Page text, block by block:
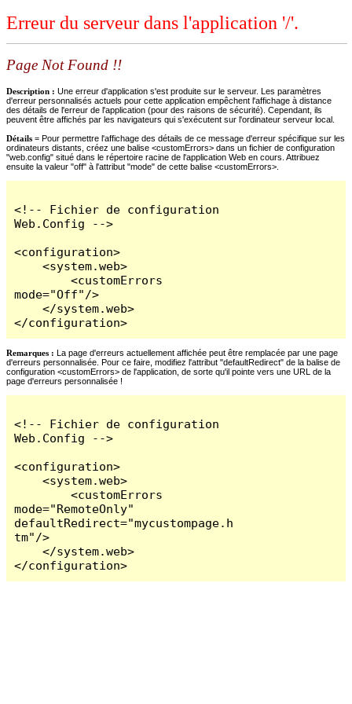
Erreur du serveur dans l'application '/'.
Page Not Found !!
Description : Une erreur d'application s'est produite sur le serveur. Les paramètres
d'erreur personnalisés actuels pour cette application empêchent l'affichage à distance
des détails de l'erreur de l'application (pour des raisons de sécurité). Cependant, ils
peuvent être affichés par les navigateurs qui s'exécutent sur l'ordinateur serveur local.
Détails = Pour permettre l'affichage des détails de ce message d'erreur spécifique sur les
ordinateurs distants, créez une balise <customErrors> dans un fichier de configuration
"web.config" situé dans le répertoire racine de l'application Web en cours. Attribuez
ensuite la valeur "off" à l'attribut "mode" de cette balise <customErrors>.
<!-- Fichier de configuration
Web.Config -->
<configuration>
    <system.web>
        <customErrors
mode="Off"/>
    </system.web>
</configuration>
Remarques : La page d'erreurs actuellement affichée peut être remplacée par une page
d'erreurs personnalisée. Pour ce faire, modifiez l'attribut "defaultRedirect" de la balise de
configuration <customErrors> de l'application, de sorte qu'il pointe vers une URL de la
page d'erreurs personnalisée !
<!-- Fichier de configuration
Web.Config -->
<configuration>
    <system.web>
        <customErrors
mode="RemoteOnly"
defaultRedirect="mycustompage.h
tm"/>
    </system.web>
</configuration>